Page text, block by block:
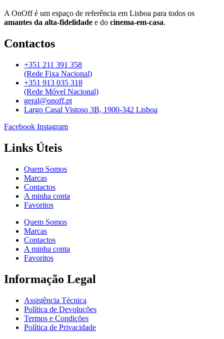
A OnOff é um espaço de referência em Lisboa para todos os
amantes da alta-fidelidade e do cinema-em-casa.
Contactos
+351 211 391 358
(Rede Fixa Nacional)
+351 913 035 318
(Rede Móvel Nacional)
geral@onoff.pt
Largo Casal Vistoso 3B, 1900-342 Lisboa
Facebook Instagram
Links Úteis
Quem Somos
Marcas
Contactos
A minha conta
Favoritos
Quem Somos
Marcas
Contactos
A minha conta
Favoritos
Informação Legal
Assistência Técnica
Política de Devoluções
Termos e Condições
Política de Privacidade